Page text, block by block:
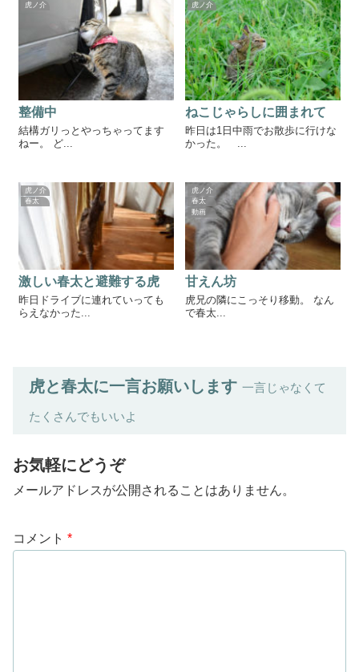
虎ノ介
整備中
結構ガリっとやっちゃってます
ねー。 ど...
虎ノ介
ねこじゃらしに囲まれて
昨日は1日中雨でお散歩に行けな
かった。 ...
虎ノ介
春太
激しい春太と避難する虎
昨日ドライブに連れていっても
らえなかった...
虎ノ介
春太
動画
甘えん坊
虎兄の隣にこっそり移動。 なん
で春太...
虎と春太に一言お願いします 一言じゃなくて
たくさんでもいいよ
お気軽にどうぞ
メールアドレスが公開されることはありません。
コメント *